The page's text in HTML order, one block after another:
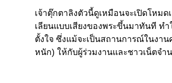
เจ้าตุ๊กตาลิงตัวนี้ดูเหมือนจะเปิดโหม
เลียนแบบเสียงของพระขึ้นมาทันที ทำ
ตั้งใจ ซึ่งแม้จะเป็นสถานการณ์ในงา
หนัก) ให้กับผู้ร่วมงานและชาวเน็ตจ